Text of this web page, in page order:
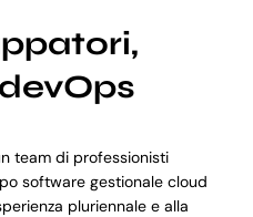
team di professionisti
software gestionale cloud
pluriennale e alla